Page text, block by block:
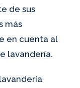
de sus
más
en cuenta al
lavandería.